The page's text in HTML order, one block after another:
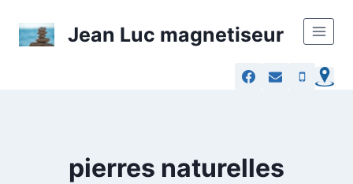
Jean Luc magnetiseur
pierres naturelles